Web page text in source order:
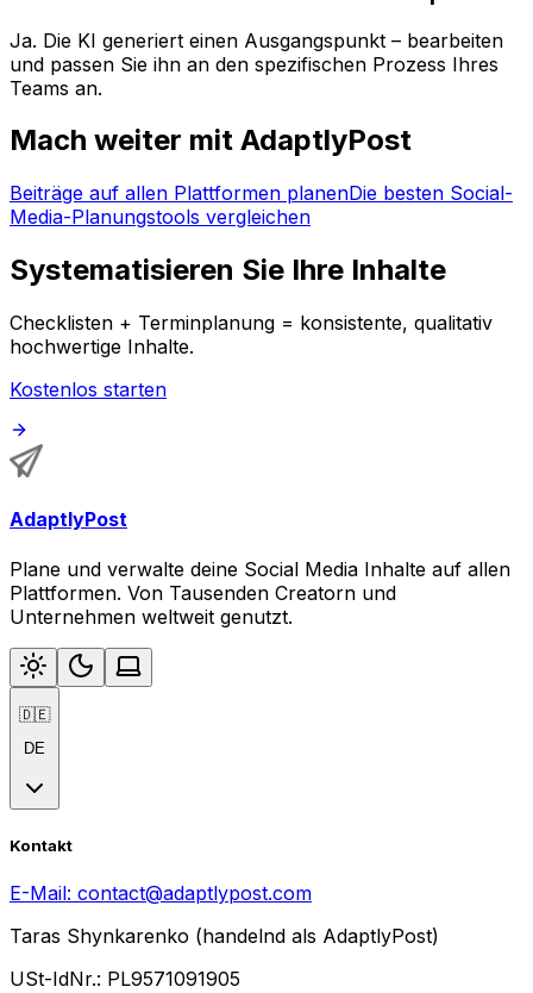
Ja. Die KI generiert einen Ausgangspunkt – bearbeiten
und passen Sie ihn an den spezifischen Prozess Ihres
Teams an.
Mach weiter mit AdaptlyPost
Beiträge auf allen Plattformen planenDie besten Social-
Media-Planungstools vergleichen
Systematisieren Sie Ihre Inhalte
Checklisten + Terminplanung = konsistente, qualitativ
hochwertige Inhalte.
Kostenlos starten
AdaptlyPost
Plane und verwalte deine Social Media Inhalte auf allen
Plattformen. Von Tausenden Creatorn und
Unternehmen weltweit genutzt.
🇩🇪
DE
Kontakt
E-Mail: contact@adaptlypost.com
Taras Shynkarenko (handelnd als AdaptlyPost)
USt-IdNr.: PL9571091905